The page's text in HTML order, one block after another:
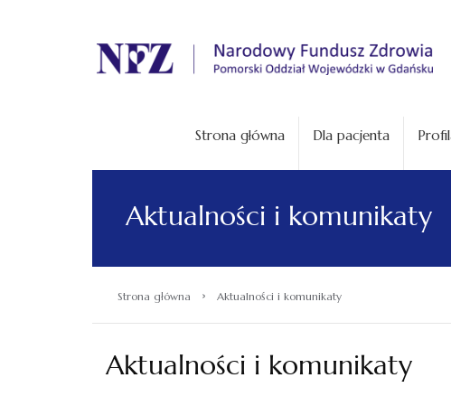
.
Strona główna Dla pacjenta
Aktualności i komunikaty
Strona główna › Aktualności i komunikaty
Aktualności i komunikaty